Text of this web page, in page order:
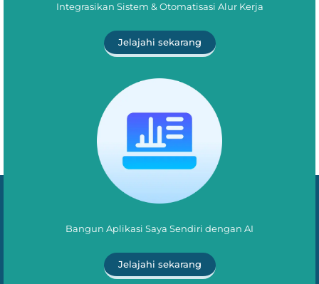
Integrasikan Sistem & Otomatisasi Alur Kerja
Jelajahi sekarang
Bangun Aplikasi Saya Sendiri dengan AI
Jelajahi sekarang